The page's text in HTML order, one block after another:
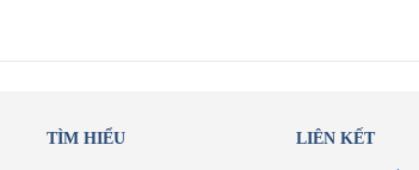
TÌM HIỂU LIÊN KẾT